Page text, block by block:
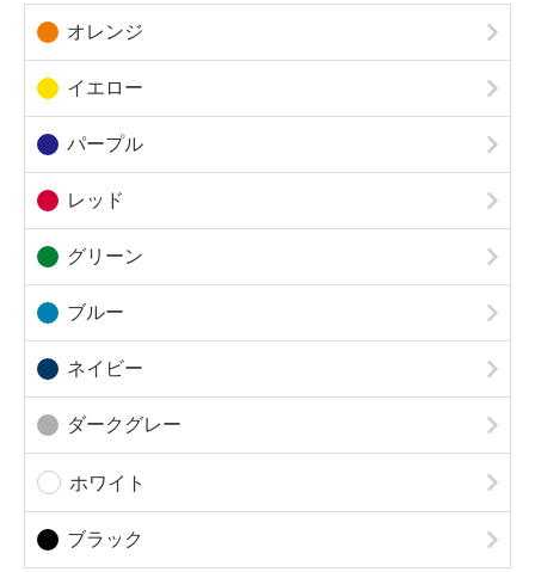
オレンジ
イエロー
パープル
レッド
グリーン
ブルー
ネイビー
ダークグレー
ホワイト
ブラック